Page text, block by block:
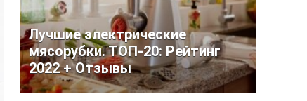
Лучшие электрические
мясорубки. ТОП-20: Рейтинг
2022 + Отзывы